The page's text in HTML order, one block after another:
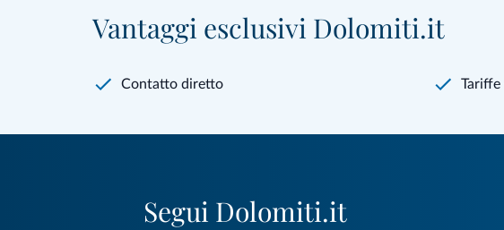
Vantaggi esclusivi Dolomiti.it
Contatto diretto Tariffe
Segui Dolomiti.it